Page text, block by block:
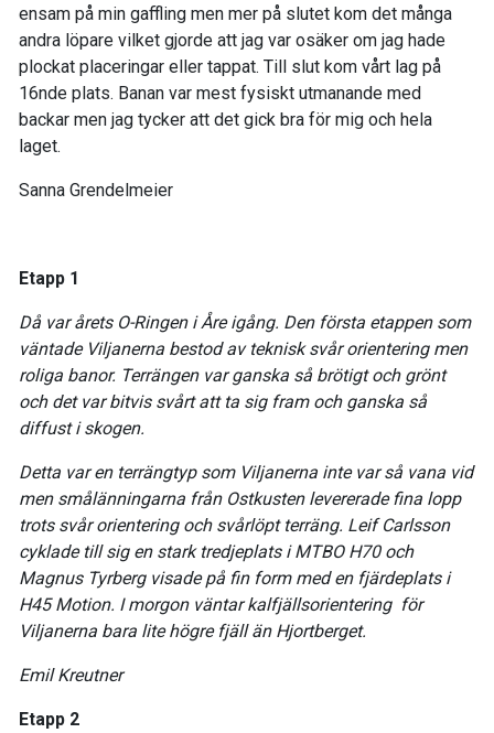
ensam på min gaffling men mer på slutet kom det många
andra löpare vilket gjorde att jag var osäker om jag hade
plockat placeringar eller tappat. Till slut kom vårt lag på
16nde plats. Banan var mest fysiskt utmanande med
backar men jag tycker att det gick bra för mig och hela
laget.
Sanna Grendelmeier
Etapp 1
Då var årets O-Ringen i Åre igång. Den första etappen som
väntade Viljanerna bestod av teknisk svår orientering men
roliga banor. Terrängen var ganska så brötigt och grönt
och det var bitvis svårt att ta sig fram och ganska så
diffust i skogen.
Detta var en terrängtyp som Viljanerna inte var så vana vid
men smålänningarna från Ostkusten levererade fina lopp
trots svår orientering och svårlöpt terräng. Leif Carlsson
cyklade till sig en stark tredjeplats i MTBO H70 och
Magnus Tyrberg visade på fin form med en fjärdeplats i
H45 Motion. I morgon väntar kalfjällsorientering för
Viljanerna bara lite högre fjäll än Hjortberget.
Emil Kreutner
Etapp 2